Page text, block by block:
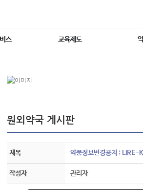
스 교육제도
원외약국 게시판
제목 약품정보변경공지 :
작성자 관리자